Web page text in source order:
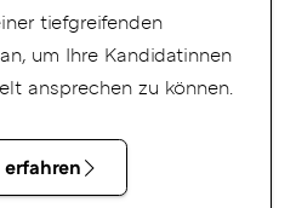
tiefgreifenden
um Ihre Kandidatinnen
ansprechen zu können.